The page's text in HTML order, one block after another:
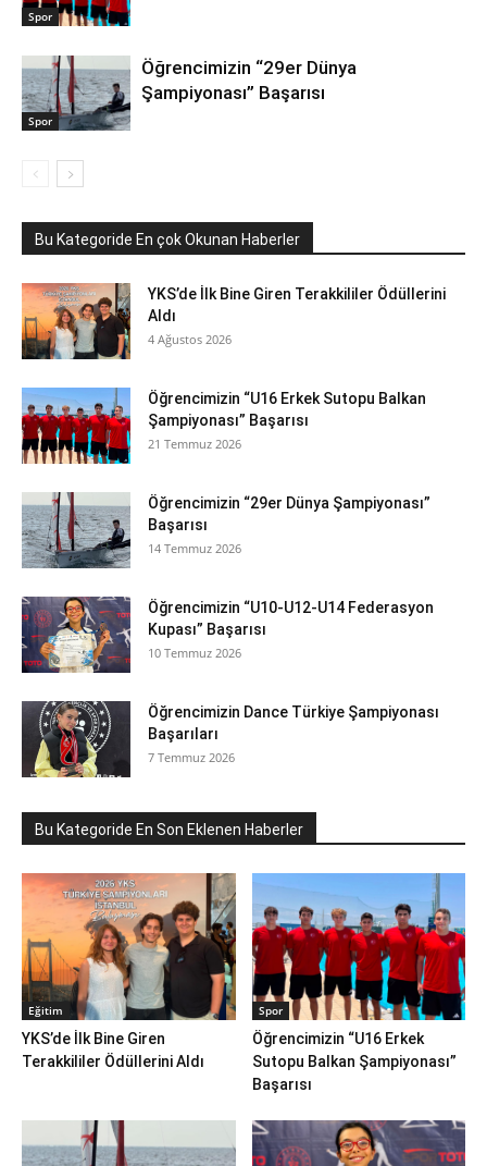
Spor
Spor
Öğrencimizin “29er Dünya
Şampiyonası” Başarısı
Bu Kategoride En çok Okunan Haberler
YKS’de İlk Bine Giren Terakkililer Ödüllerini
Aldı
4 Ağustos 2026
Öğrencimizin “U16 Erkek Sutopu Balkan
Şampiyonası” Başarısı
21 Temmuz 2026
Öğrencimizin “29er Dünya Şampiyonası”
Başarısı
14 Temmuz 2026
Öğrencimizin “U10-U12-U14 Federasyon
Kupası” Başarısı
10 Temmuz 2026
Öğrencimizin Dance Türkiye Şampiyonası
Başarıları
7 Temmuz 2026
Bu Kategoride En Son Eklenen Haberler
Eğitim
YKS’de İlk Bine Giren
Terakkililer Ödüllerini Aldı
Spor
Öğrencimizin “U16 Erkek
Sutopu Balkan Şampiyonası”
Başarısı